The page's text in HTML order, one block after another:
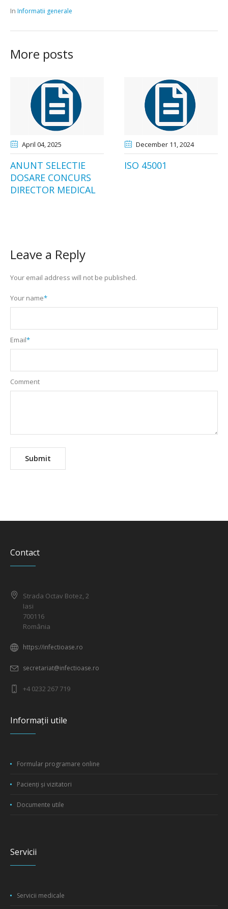
In Informatii generale
More posts
April 04, 2025
ANUNT SELECTIE
DOSARE CONCURS
DIRECTOR MEDICAL
December 11, 2024
ISO 45001
Leave a Reply
Your email address will not be published.
Your name*
Email*
Comment
Contact
Strada Octav Botez, 2
Iasi
700116
România
https://infectioase.ro
secretariat@infectioase.ro
+4 0232 267 719
Informații utile
Formular programare online
Pacienți și vizitatori
Documente utile
Servicii
Servicii medicale